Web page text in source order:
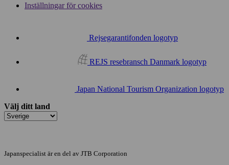
Inställningar för cookies
Rejsegarantifonden logotyp
REJS resebransch Danmark logotyp
Japan National Tourism Organization logotyp
Välj ditt land
Japanspecialist är en del av JTB Corporation